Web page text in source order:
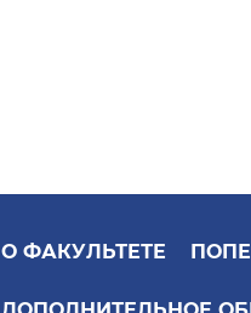
О ФАКУЛЬТЕТЕ